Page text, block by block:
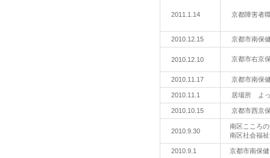
2011.1.14 京都障害者
2010.12.15 京都市南保
2010.12.10 京都市右京
2010.11.17 京都市南保
2010.11.1 居場所 よ
2010.10.15 京都市西京
2010.9.30
南区こころ
南区社会福
2010.9.1 京都市南保